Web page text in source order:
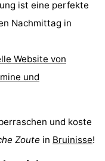
ist eine perfekte
Nachmittag in
Website von
und
und koste
Zoute in Bruinisse!